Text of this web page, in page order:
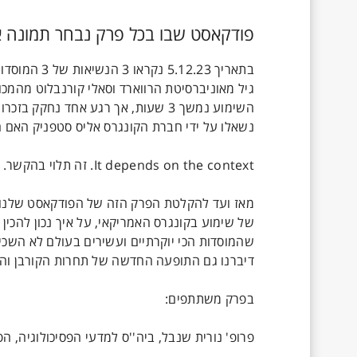
פודקאסט שבו בכל פרק נבחר תמונה
בתאריך
גיל מאוניברסיטת הרווארד וסאלי קורנבלוט
השימוע נמשך 3 שעות, אך רגע אחד
של שימוע בקונגרס האמריקאי, על איך נכון
שהמוסדות הכי יוקרתיים ועשירים בעולם לא